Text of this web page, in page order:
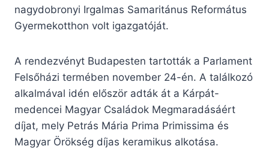
nagydobronyi Irgalmas Samaritánus Református
Gyermekotthon volt igazgatóját.
A rendezvényt Budapesten tartották a Parlament
Felsőházi termében november 24-én. A találkozó
alkalmával idén először adták át a Kárpát-
medencei Magyar Családok Megmaradásáért
díjat, mely Petrás Mária Prima Primissima és
Magyar Örökség díjas keramikus alkotása.